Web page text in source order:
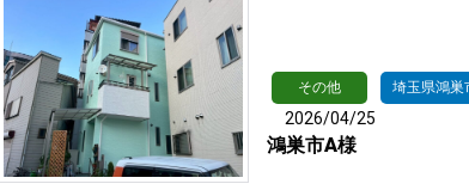
その他 埼玉県鴻巣
2026/04/25
鴻巣市A様